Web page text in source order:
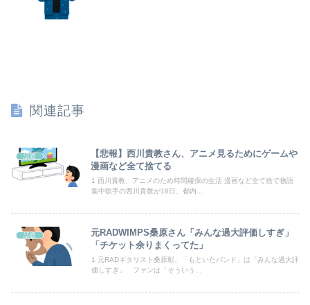
転校生と仲良くなってその子の家に遊びに行ったら私が小さい頃に撮った写真があった
【朗報】冨里奈央のバスト、もう大変なことになってるって...
【動画】黒人WNBA選手、白人選手のシュート妨害のためジャンピング・ネックブリーカー・ドロップして退場処分→ロッカールームから「白人特権」と投稿...
隣の臭デブキング貧乏揺すり背中のけぞりキョロ厨カンスケデブがウザすぎて心が折れそう…
関連記事
話題
【悲報】西川貴教さん、アニメ見るためにゲームや
漫画など全て捨てる
1 西川貴教、アニメのため時間確保の生活 漫画など全て捨て物語
集中歌手の西川貴教が18日、都内...
話題
元RADWIMPS桑原さん「みんな過大評価しすぎ」
「チケット余りまくってた」
1 元RADギタリスト桑原彰、「もといたバンド」は「みんな過大評
価しすぎ」 ファンは「そういう...